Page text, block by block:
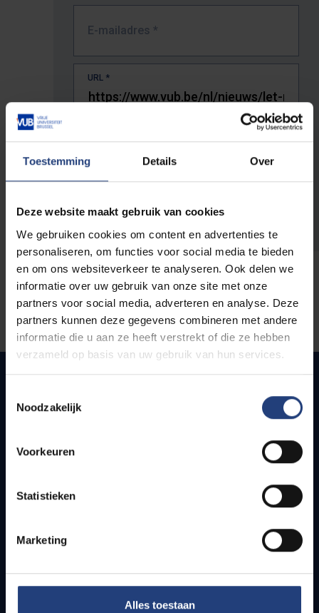
Toestemming Details Over
Deze website maakt gebruik van cookies
We gebruiken cookies om content en advertenties te
personaliseren, om functies voor social media te bieden
en om ons websiteverkeer te analyseren. Ook delen we
informatie over uw gebruik van onze site met onze
partners voor social media, adverteren en analyse. Deze
partners kunnen deze gegevens combineren met andere
informatie die u aan ze heeft verstrekt of die ze hebben
verzameld op basis van uw gebruik van hun services.
Noodzakelijk
Voorkeuren
Statistieken
Marketing
Alles toestaan
E-mailadres *
URL *
De volledige URL van de pagina waar je de fout zag.
Snel naar
Bereikbaarheid